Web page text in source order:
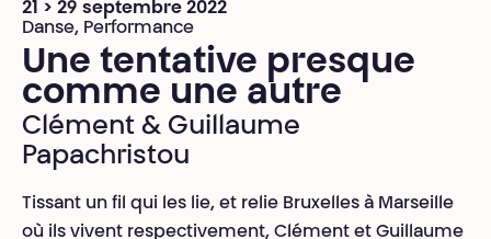
21 > 29 septembre 2022
Danse, Performance
Une tentative presque
comme une autre
Clément & Guillaume
Papachristou
Tissant un fil qui les lie, et relie Bruxelles à Marseille
où ils vivent respectivement, Clément et Guillaume